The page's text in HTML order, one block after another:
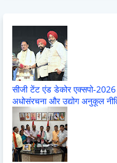
सीजी टेंट एंड डेकोर एक्सपो-
अधोसंरचना और उद्योग अनुकूल